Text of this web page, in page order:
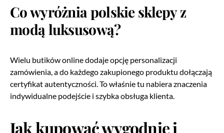
Co wyróżnia polskie sklepy z
modą luksusową?
Wielu butików online dodaje opcję personalizacji
zamówienia, a do każdego zakupionego produktu dołączają
certyfikat autentyczności. To właśnie tu nabiera znaczenia
indywidualne podejście i szybka obsługa klienta.
Jak kupować wygodnie i